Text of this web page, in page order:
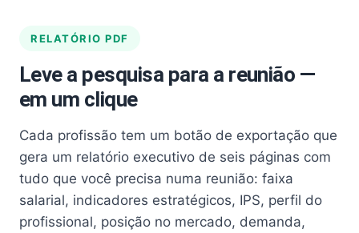
RELATÓRIO PDF
Leve a pesquisa para a reunião —
em um clique
Cada profissão tem um botão de exportação que
gera um relatório executivo de seis páginas com
tudo que você precisa numa reunião: faixa
salarial, indicadores estratégicos, IPS, perfil do
profissional, posição no mercado, demanda,